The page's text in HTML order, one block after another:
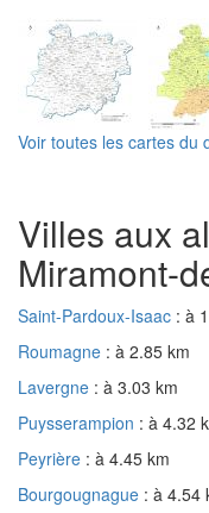
Voir toutes les cartes du
Villes aux
Miramont-
Saint-Pardoux-Isaac : à
Roumagne : à 2.85 km
Lavergne : à 3.03 km
Puysserampion : à 4.32
Peyrière : à 4.45 km
Bourgougnague : à 4.54